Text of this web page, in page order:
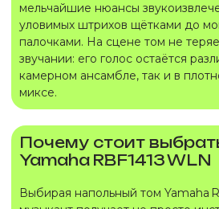
мельчайшие нюансы
уловимых штрихов щётками до
палочками. На сцене том не
звучании: его голос остаётся
камерном ансамбле, так и в
миксе.
Почему стоит
Yamaha RBF1413 WLN
Выбирая напольный том Yamaha